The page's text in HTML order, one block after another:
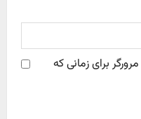
برای زمانی که